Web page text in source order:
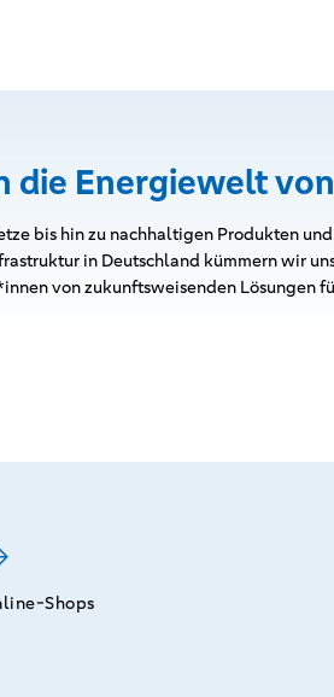
die Energiewelt
bis hin zu nachhaltigen Produkten
in Deutschland kümmern wir
von zukunftsweisenden Lösungen
Shops